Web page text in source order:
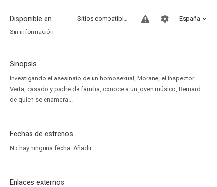
Disponible en... España
Sitios compatibles
Sin información
Sinopsis
Investigando el asesinato de un homosexual, Morane, el inspector
Verta, casado y padre de familia, conoce a un joven músico, Bernard,
de quien se enamora...
Fechas de estrenos
No hay ninguna fecha. Añadir
Enlaces externos